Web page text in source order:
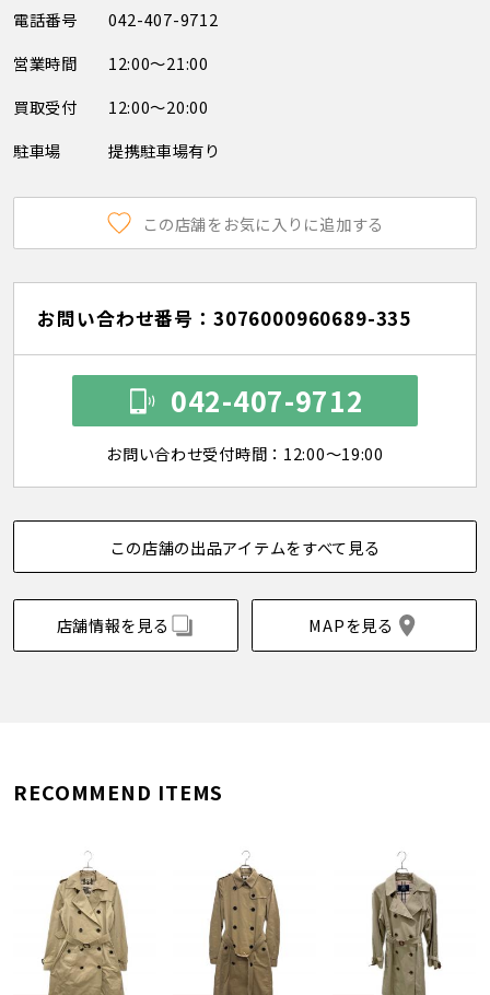
電話番号
042-407-9712
営業時間
12:00～21:00
買取受付
12:00～20:00
駐車場
提携駐車場有り
この店舗をお気に入りに追加する
お問い合わせ番号：3076000960689-335
042-407-9712
お問い合わせ受付時間：12:00～19:00
この店舗の出品アイテムをすべて見る
店舗情報を見る MAPを見る
RECOMMEND ITEMS